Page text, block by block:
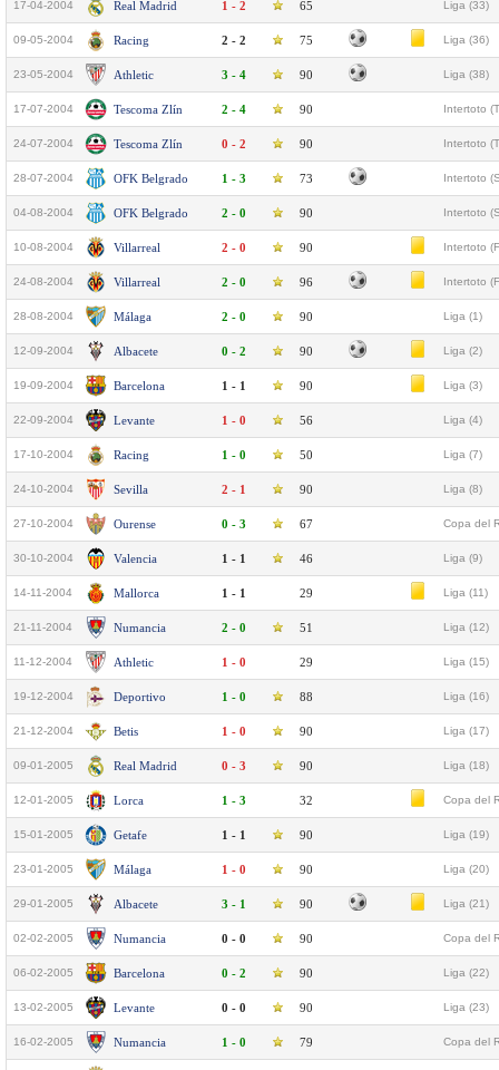
17-04-2004 Real Madrid 1 - 2 65 Liga (33)
09-05-2004 Racing 2 - 2 75 Liga (36)
23-05-2004 Athletic 3 - 4 90 Liga (38)
17-07-2004 Tescoma Zlín 2 - 4 90 Intertoto
24-07-2004 Tescoma Zlín 0 - 2 90 Intertoto
28-07-2004 OFK Belgrado 1 - 3 73 Intertoto
04-08-2004 OFK Belgrado 2 - 0 90 Intertoto
10-08-2004 Villarreal 2 - 0 90 Intertoto
24-08-2004 Villarreal 2 - 0 96 Intertoto
28-08-2004 Málaga 2 - 0 90 Liga (1)
12-09-2004 Albacete 0 - 2 90 Liga (2)
19-09-2004 Barcelona 1 - 1 90 Liga (3)
22-09-2004 Levante 1 - 0 56 Liga (4)
17-10-2004 Racing 1 - 0 50 Liga (7)
24-10-2004 Sevilla 2 - 1 90 Liga (8)
27-10-2004 Ourense 0 - 3 67 Copa del
30-10-2004 Valencia 1 - 1 46 Liga (9)
14-11-2004 Mallorca 1 - 1 29 Liga (11)
21-11-2004 Numancia 2 - 0 51 Liga (12)
11-12-2004 Athletic 1 - 0 29 Liga (15)
19-12-2004 Deportivo 1 - 0 88 Liga (16)
21-12-2004 Betis 1 - 0 90 Liga (17)
09-01-2005 Real Madrid 0 - 3 90 Liga (18)
12-01-2005 Lorca 1 - 3 32 Copa del
15-01-2005 Getafe 1 - 1 90 Liga (19)
23-01-2005 Málaga 1 - 0 90 Liga (20)
29-01-2005 Albacete 3 - 1 90 Liga (21)
02-02-2005 Numancia 0 - 0 90 Copa del
06-02-2005 Barcelona 0 - 2 90 Liga (22)
13-02-2005 Levante 0 - 0 90 Liga (23)
16-02-2005 Numancia 1 - 0 79 Copa del